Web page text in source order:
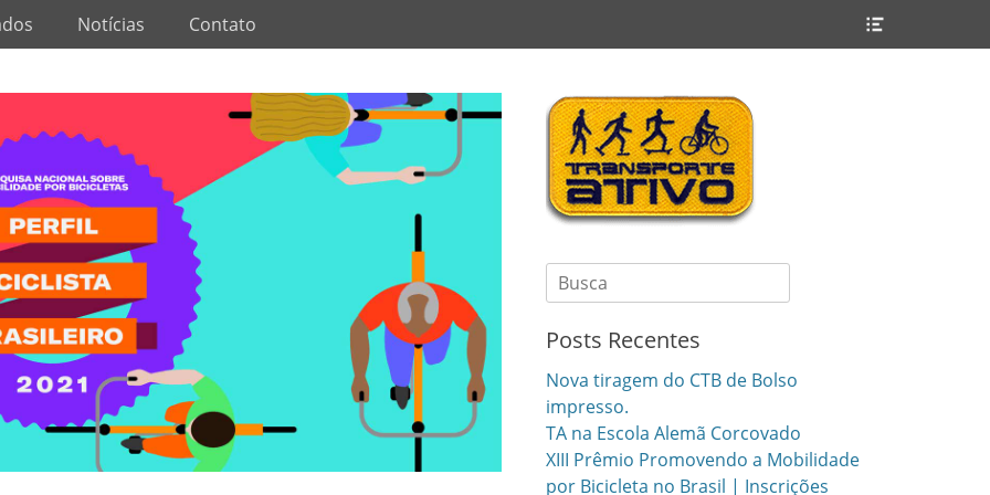
Notícias Contato
Search
for:
Posts Recentes
Nova tiragem do CTB de Bolso
impresso.
TA na Escola Alemã Corcovado
XIII Prêmio Promovendo a Mobilidade
por Bicicleta no Brasil | Inscrições